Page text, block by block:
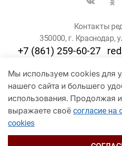
Мы используем cookies для
нашего сайта и большего
использования. Продолжая
выражаете своё согласие на
cookies
Контакты
350000, г. Краснодар,
+7 (861) 259-60-27
Для
© Кубанские
Сетевое издание «kubnews»
службой по надзору в сфере
и массовых коммуникаций